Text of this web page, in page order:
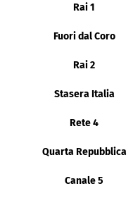
Rai 1
Fuori dal Coro
Rai 2
Stasera Italia
Rete 4
Quarta Repubblica
Canale 5